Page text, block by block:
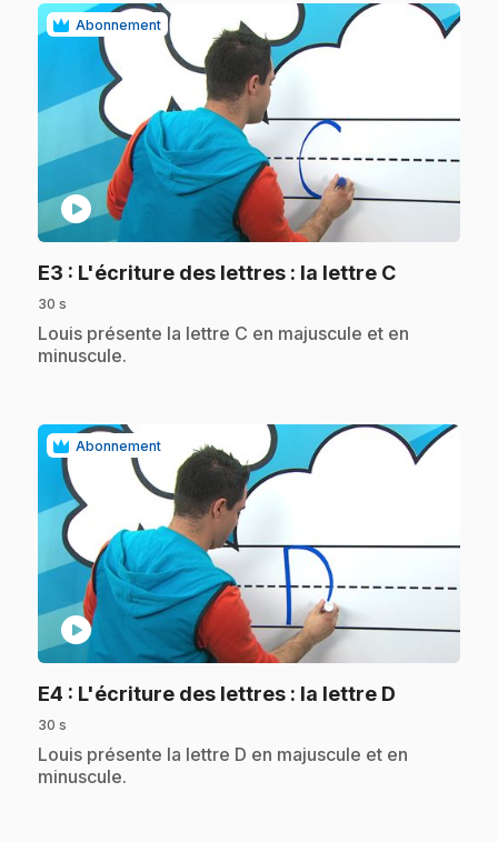
Abonnement
play_circle
E3 : L'écriture des lettres : la lettre C.
30 s
.Louis présente la lettre C en majuscule et en
minuscule.
Abonnement
play_circle
E4 : L'écriture des lettres : la lettre D
30 s
.Louis présente la lettre D en majuscule et en
minuscule.